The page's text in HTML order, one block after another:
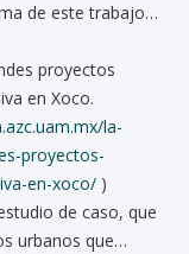
de este trabajo…
proyectos
en Xoco.
la-
proyectos-
en-xoco/ )
de caso, que
urbanos que…